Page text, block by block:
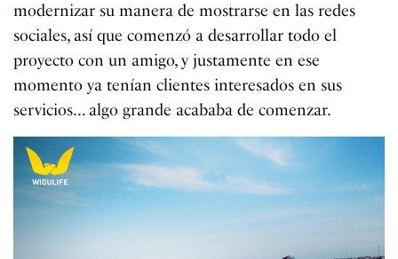
modernizar su manera de mostrarse en las redes
sociales, así que comenzó a desarrollar todo el
proyecto con un amigo, y justamente en ese
momento ya tenían clientes interesados en sus
servicios… algo grande acababa de comenzar.